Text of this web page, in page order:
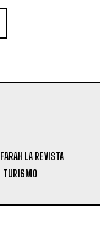
FARAH LA REVISTA
TURISMO